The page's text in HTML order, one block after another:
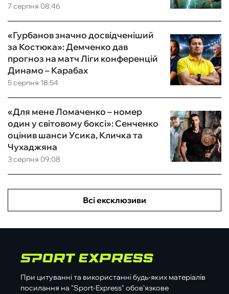
7 серпня 08:46
5 серпня 18:54
«Гурбанов значно досвідченіший
за Костюка»: Демченко дав
прогноз на матч Ліги конференцій
Динамо – Карабах
3 серпня 09:08
«Для мене Ломаченко – номер
один у світовому боксі»: Сенченко
оцінив шанси Усика, Кличка та
Чухаджяна
Всі ексклюзиви
При цитуванні та використанні будь-яких матеріалів
посилання на "Sport-Express" обов'язкове